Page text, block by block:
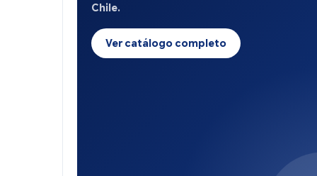
Chile.
Ver catálogo completo